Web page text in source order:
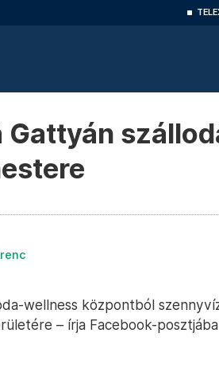
Gattyán
wellness központból
– írja Facebook-